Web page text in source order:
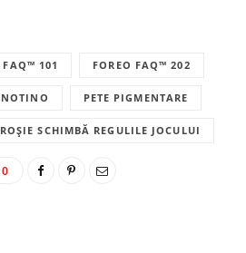
FAQ™ 101 FOREO FAQ™ 202
NOTINO PETE PIGMENTARE
SCHIMBĂ REGULILE JOCULUI
0